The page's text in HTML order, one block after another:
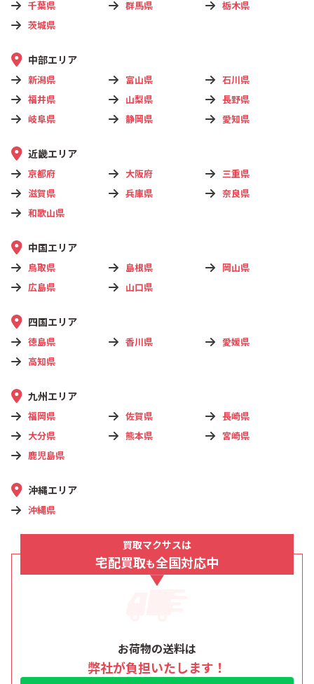
千葉県 群馬県
栃木県
茨城県
中部エリア
新潟県 富山県
石川県
福井県
山梨県
長野県
岐阜県
静岡県 愛知県
近畿エリア
京都府 大阪府
三重県
滋賀県
兵庫県
奈良県
和歌山県
中国エリア
鳥取県 島根県
岡山県
広島県
山口県
四国エリア
徳島県 香川県
愛媛県
高知県
九州エリア
福岡県 佐賀県
長崎県
大分県
熊本県
宮崎県
鹿児島県
沖縄エリア
沖縄県
買取マクサスは
宅配買取も全国対応中
お荷物の送料は
弊社が負担いたします！